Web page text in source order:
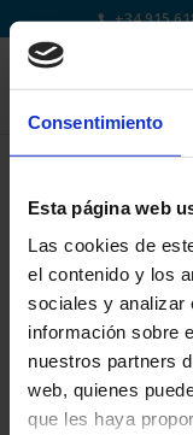
Consentimiento
Esta página web
Las cookies de
el contenido y los
sociales y analizar
información sobre
nuestros partners
web, quienes
que les haya
+34 915
¡Hola, mundo!
Ago 5, 2022
Bienvenido a
Edítala o bórrala,